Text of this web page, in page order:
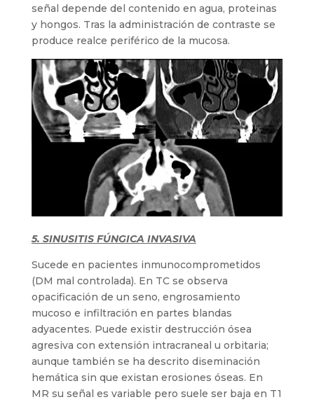
señal depende del contenido en agua, proteinas
y hongos. Tras la administración de contraste se
produce realce periférico de la mucosa.
5. SINUSITIS FÚNGICA INVASIVA
Sucede en pacientes inmunocomprometidos
(DM mal controlada). En TC se observa
opacificación de un seno, engrosamiento
mucoso e infiltración en partes blandas
adyacentes. Puede existir destrucción ósea
agresiva con extensión intracraneal u orbitaria;
aunque también se ha descrito diseminación
hemática sin que existan erosiones óseas. En
MR su señal es variable pero suele ser baja en T1